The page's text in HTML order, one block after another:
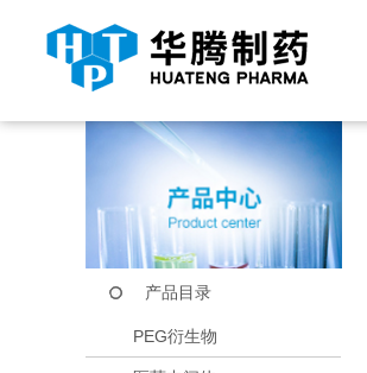
当前位置： 首页 产品中心
产品目录
PEG衍生物